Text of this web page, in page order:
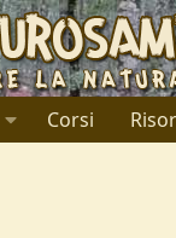
Corsi